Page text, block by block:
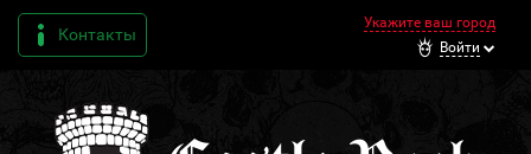
Контакты
Укажите ваш город
Войти